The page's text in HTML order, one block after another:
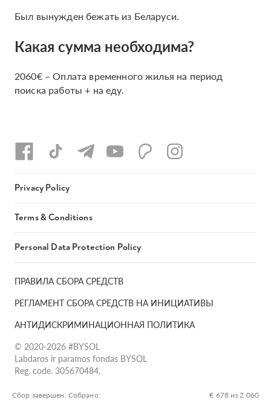
Был вынужден бежать из Беларуси.
Какая сумма необходима?
2060€ – Оплата временного жилья на период
поиска работы + на еду.
Сбор завершен. Собрано: € 678 из 2 060
ПРАВИЛА СБОРА СРЕДСТВ
РЕГЛАМЕНТ СБОРА СРЕДСТВ НА ИНИЦИАТИВЫ
АНТИДИСКРИМИНАЦИОННАЯ ПОЛИТИКА
© 2020-2026 #BYSOL
Labdaros ir paramos fondas BYSOL
Reg. code. 305670484,
g.17-1, LT-13253
Privacy Policy
Terms & Conditions
Personal Data Protection Policy